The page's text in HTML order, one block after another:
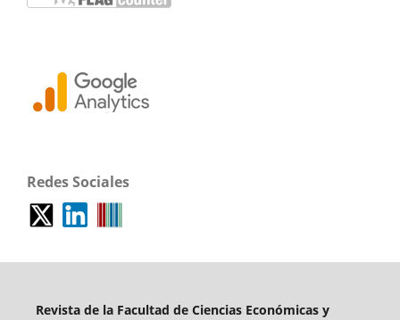
Redes Sociales
Revista de la Facultad de Ciencias Económicas y